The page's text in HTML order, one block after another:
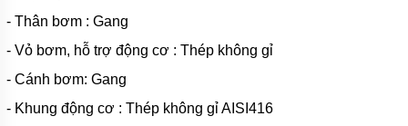
TSURUMI
MÁY
CHÌM
NƯỚC
- Thân bơm : Gang
- Vỏ bơm, hỗ trợ động cơ : Thép không gỉ
- Cánh bơm: Gang
- Khung động cơ : Thép không gỉ AISI416